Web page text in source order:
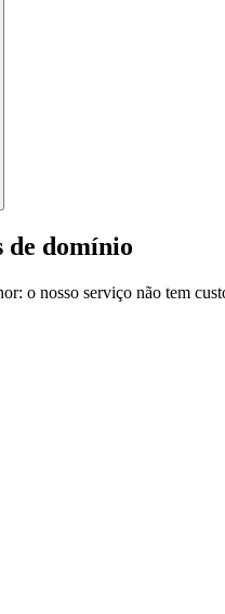
de domínio
o nosso serviço não tem